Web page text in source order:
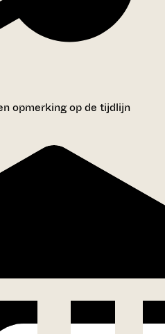
opmerking op de tijdlijn